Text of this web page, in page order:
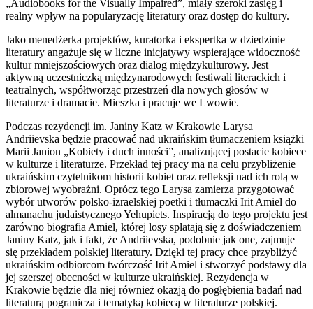
„Audiobooks for the Visually Impaired”, miały szeroki zasięg i
realny wpływ na popularyzację literatury oraz dostęp do kultury.
Jako menedżerka projektów, kuratorka i ekspertka w dziedzinie
literatury angażuje się w liczne inicjatywy wspierające widoczność
kultur mniejszościowych oraz dialog międzykulturowy. Jest
aktywną uczestniczką międzynarodowych festiwali literackich i
teatralnych, współtworząc przestrzeń dla nowych głosów w
literaturze i dramacie. Mieszka i pracuje we Lwowie.
Podczas rezydencji im. Janiny Katz w Krakowie Larysa
Andriievska będzie pracować nad ukraińskim tłumaczeniem książki
Marii Janion „Kobiety i duch inności”, analizującej postacie kobiece
w kulturze i literaturze. Przekład tej pracy ma na celu przybliżenie
ukraińskim czytelnikom historii kobiet oraz refleksji nad ich rolą w
zbiorowej wyobraźni. Oprócz tego Larysa zamierza przygotować
wybór utworów polsko-izraelskiej poetki i tłumaczki Irit Amiel do
almanachu judaistycznego Yehupiets. Inspiracją do tego projektu jest
zarówno biografia Amiel, której losy splatają się z doświadczeniem
Janiny Katz, jak i fakt, że Andriievska, podobnie jak one, zajmuje
się przekładem polskiej literatury. Dzięki tej pracy chce przybliżyć
ukraińskim odbiorcom twórczość Irit Amiel i stworzyć podstawy dla
jej szerszej obecności w kulturze ukraińskiej. Rezydencja w
Krakowie będzie dla niej również okazją do pogłębienia badań nad
literaturą pogranicza i tematyką kobiecą w literaturze polskiej.